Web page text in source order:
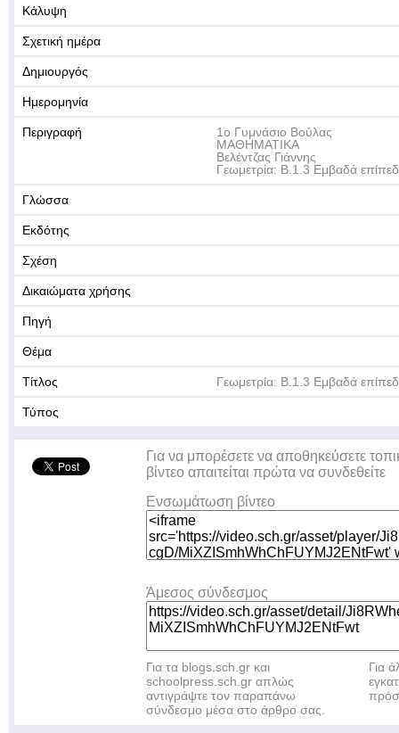
Κάλυψη
Σχετική ημέρα
Δημιουργός
Ημερομηνία
Περιγραφή
1ο Γυμνάσιο Βούλας
ΜΑΘΗΜΑΤΙΚΑ
Βελέντζας Γιάννης
Γεωμετρία: Β.1.3 Εμβαδά
Γλώσσα
Εκδότης
Σχέση
Δικαιώματα χρήσης
Πηγή
Θέμα
Τίτλος Γεωμετρία: Β.1.3 Εμβαδά
Τύπος
Για να μπορέσετε να αποθηκεύσετε
βίντεο απαιτείται πρώτα να συνδεθείτε
Ενσωμάτωση βίντεο
Άμεσος σύνδεσμος
Για τα blogs.sch.gr και
schoolpress.sch.gr απλώς
αντιγράψτε τον παραπάνω
σύνδεσμο μέσα στο άρθρο σας.
Για